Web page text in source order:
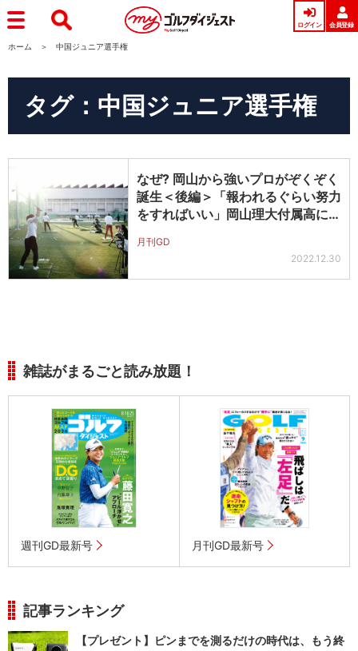
ログイン 会員登録
ホーム 中国ジュニア選手権
タグ：中国ジュニア選手権
なぜ? 岡山から強いプロがぞくぞく
誕生＜後編＞「報われるぐらい努力
をすればいい」岡山理大付属高に潜
月刊GD
2022.12.30
雑誌がまるごと読み放題！
週刊GD最新号 月刊GD最新号
記事ランキング
【プレゼント】ピンまでを測るだけの時代は、もう終